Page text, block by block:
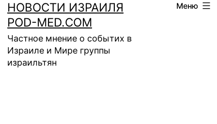
НОВОСТИ ИЗРАИЛЯ
POD-MED.COM
Частное мнение о событих в
Израиле и Мире группы
израильтян
Меню